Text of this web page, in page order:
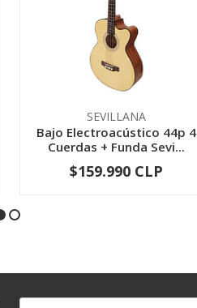
SEVILLANA
Bajo Electroacústico 44p 4
Cuerdas + Funda Sevi...
+
$159.990 CLP